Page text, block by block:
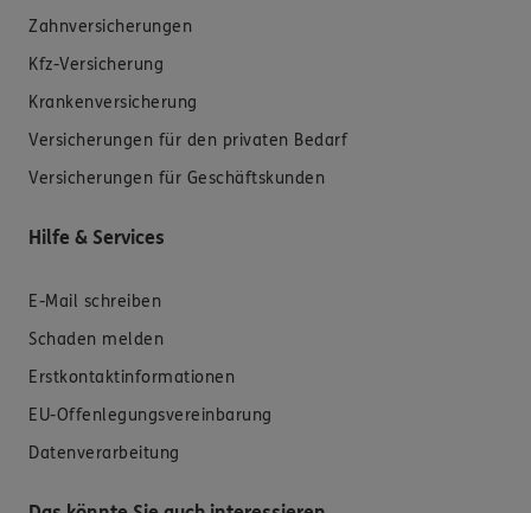
Zahnversicherungen
Kfz-Versicherung
Krankenversicherung
Versicherungen für den privaten Bedarf
Versicherungen für Geschäftskunden
Hilfe & Services
E-Mail schreiben
Schaden melden
Erstkontaktinformationen
EU-Offenlegungsvereinbarung
Datenverarbeitung